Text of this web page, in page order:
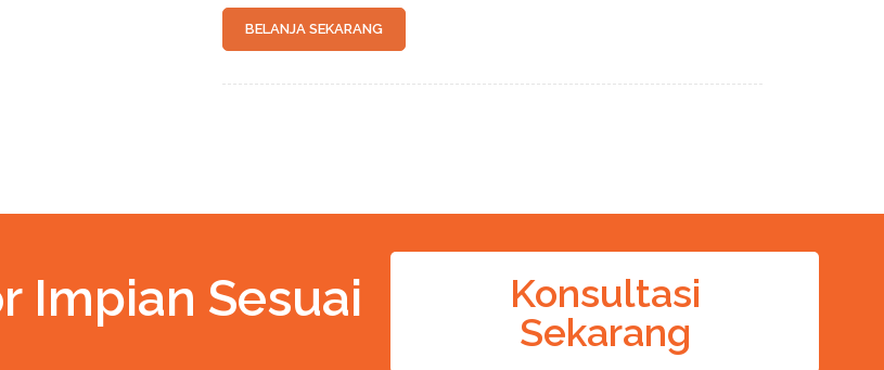
BELANJA SEKARANG
Impian Sesuai
Konsultasi
Sekarang